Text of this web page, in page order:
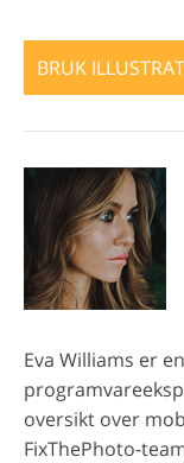
BRUK
Eva Williams er
oversikt over
FixThePhoto-